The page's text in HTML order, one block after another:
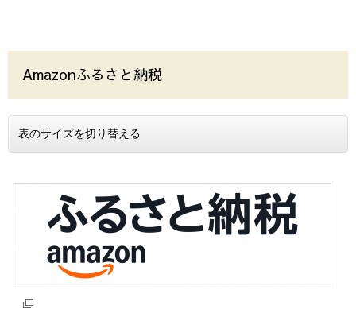
Amazonふるさと納税
表のサイズを切り替える